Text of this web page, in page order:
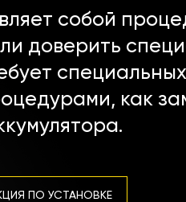
собой
доверить
как
ПО УСТАНОВКЕ